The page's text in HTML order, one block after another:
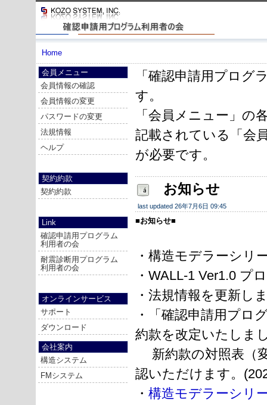
Home
会員メニュー
会員情報の確認
会員情報の変更
パスワードの変更
法規情報
ヘルプ
契約約款
契約約款
Link
確認申請用プログラム
利用者の会
耐震診断用プログラム
利用者の会
オンラインサービス
サポート
ダウンロード
会社案内
構造システム
FMシステム
「確認申請用プログ
す。
「会員メニュー」の
記載されている「会
が必要です。
お知らせ
last updated 26年7月6日 09:45
■お知らせ■
・構造モデラーシリ
・WALL-1 Ver1.0 プ
・法規情報を更新し
・「確認申請用プロ
約款を改定いたしま
新約款の対照表（
認いただけます。
・ 構造モデラーシリ